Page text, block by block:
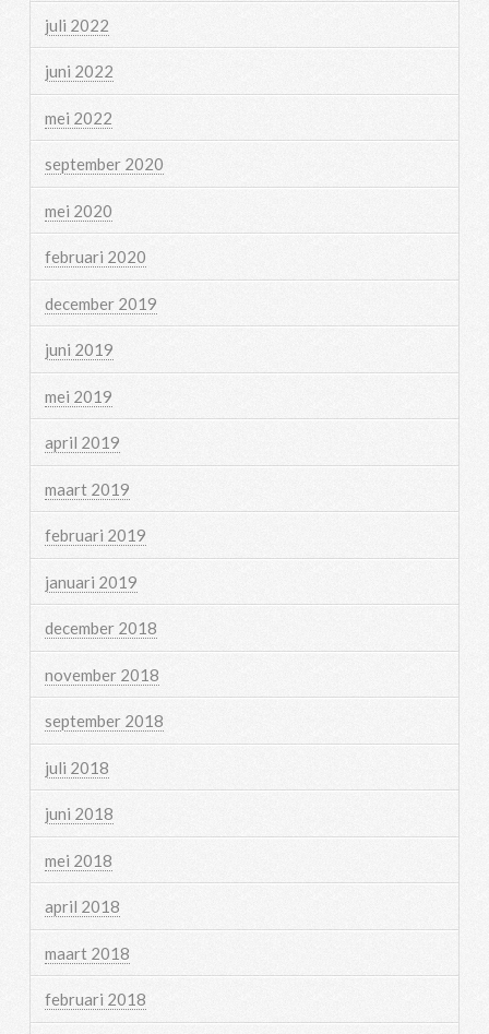
juli 2022
juni 2022
mei 2022
september 2020
mei 2020
februari 2020
december 2019
juni 2019
mei 2019
april 2019
maart 2019
februari 2019
januari 2019
december 2018
november 2018
september 2018
juli 2018
juni 2018
mei 2018
april 2018
maart 2018
februari 2018